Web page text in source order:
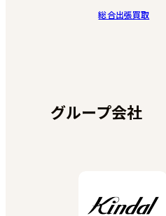
総合出張買取
グループ会社